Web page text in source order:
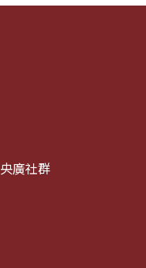
央廣社群